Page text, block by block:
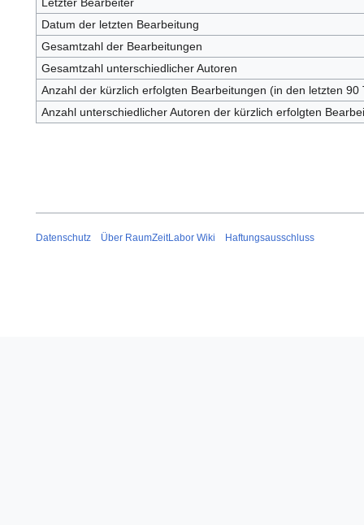
Letzter Bearbeiter
Datum der letzten Bearbeitung
Gesamtzahl der Bearbeitungen
Gesamtzahl unterschiedlicher Autoren
Anzahl der kürzlich erfolgten Bearbeitungen (in den letzten 90
Anzahl unterschiedlicher Autoren der kürzlich erfolgten
Datenschutz Über RaumZeitLabor Wiki Haftungsausschluss